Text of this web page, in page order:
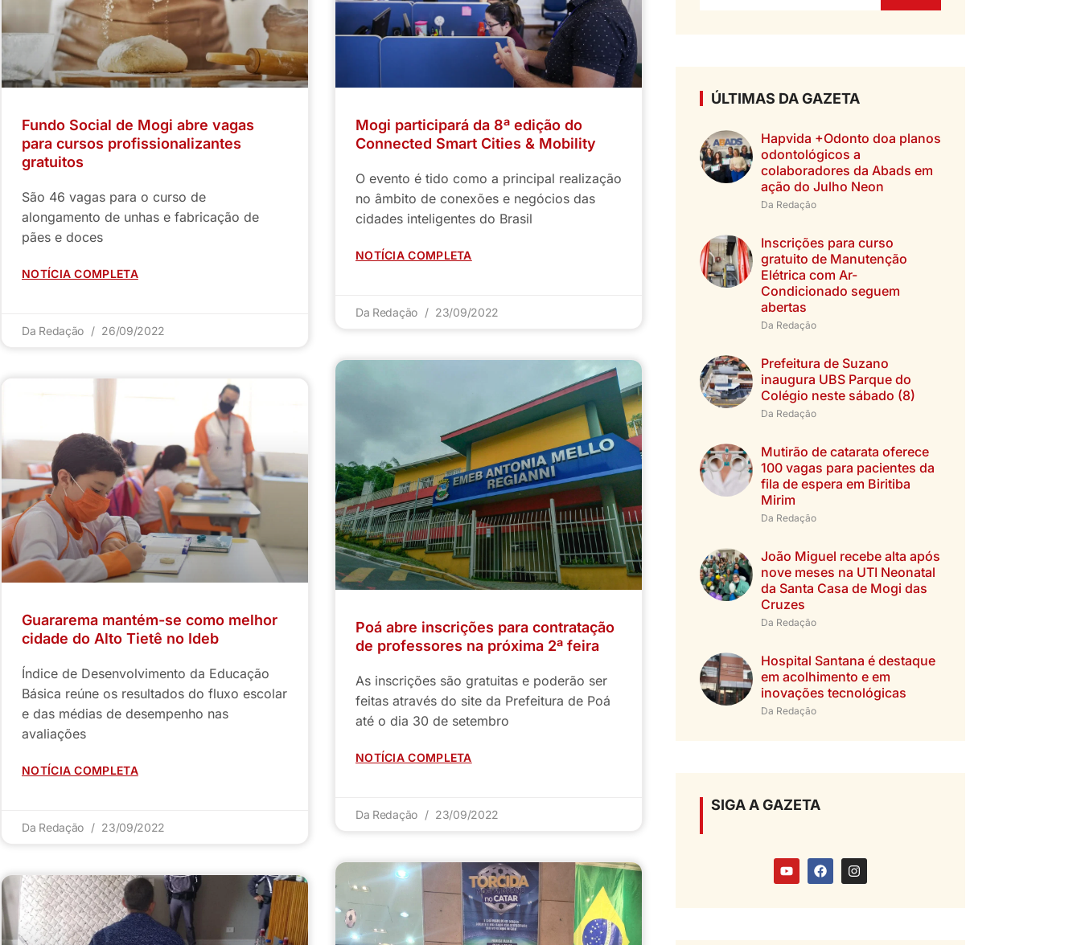
Fundo Social de Mogi abre vagas
para cursos profissionalizantes
gratuitos
São 46 vagas para o curso de
alongamento de unhas e fabricação de
pães e doces
NOTÍCIA COMPLETA
Da Redação 26/09/2022
Mogi participará da 8ª edição do
Connected Smart Cities & Mobility
O evento é tido como a principal realização
no âmbito de conexões e negócios das
cidades inteligentes do Brasil
NOTÍCIA COMPLETA
Da Redação 23/09/2022
Guararema mantém-se como melhor
cidade do Alto Tietê no Ideb
Índice de Desenvolvimento da Educação
Básica reúne os resultados do fluxo escolar
e das médias de desempenho nas
avaliações
NOTÍCIA COMPLETA
Da Redação 23/09/2022
Poá abre inscrições para contratação
de professores na próxima 2ª feira
As inscrições são gratuitas e poderão ser
feitas através do site da Prefeitura de Poá
até o dia 30 de setembro
NOTÍCIA COMPLETA
Da Redação 23/09/2022
ÚLTIMAS DA GAZETA
Hapvida +Odonto doa planos
odontológicos a
colaboradores da Abads em
ação do Julho Neon
Da Redação
Inscrições para curso
gratuito de Manutenção
Elétrica com Ar-
Condicionado seguem
abertas
Da Redação
Prefeitura de Suzano
inaugura UBS Parque do
Colégio neste sábado (8)
Da Redação
Mutirão de catarata oferece
100 vagas para pacientes da
fila de espera em Biritiba
Mirim
Da Redação
João Miguel recebe alta após
nove meses na UTI Neonatal
da Santa Casa de Mogi das
Cruzes
Da Redação
Hospital Santana é destaque
em acolhimento e em
inovações tecnológicas
Da Redação
SIGA A GAZETA